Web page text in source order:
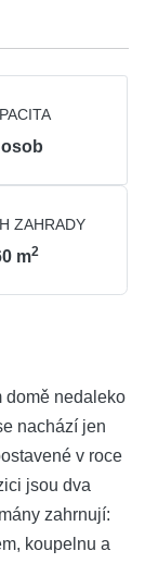
osob
ZAHRADY
m2
domě nedaleko
nachází jen
v roce
jsou dva
zahrnují:
koupelnu a